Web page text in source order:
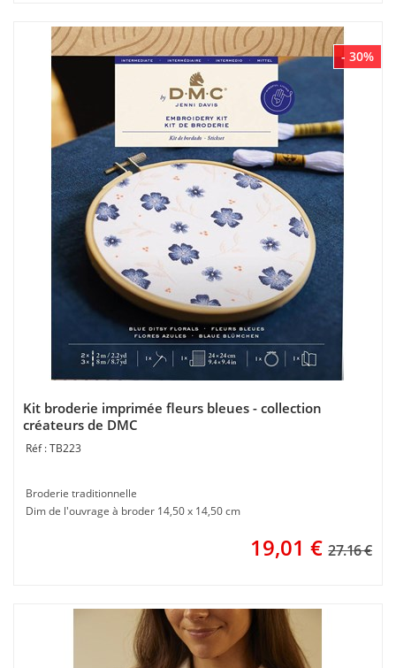
- 30%
Kit broderie imprimée fleurs bleues - collection
créateurs de DMC
TB223
Broderie traditionnelle
Dim de l'ouvrage à broder 14,50 x 14,50 cm
19,01 € 27.16 €